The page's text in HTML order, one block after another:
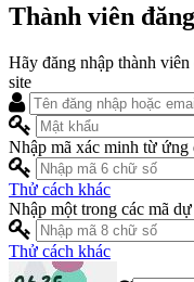
Thành viên
Hãy đăng nhập thành
site
Nhập mã xác minh từ
Thử cách khác
Nhập một trong các mã
Thử cách khác